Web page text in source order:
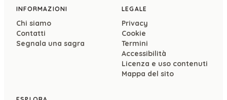
INFORMAZIONI
Chi siamo
Contatti
Segnala una sagra
LEGALE
Privacy
Cookie
Termini
Accessibilità
Licenza e uso contenuti
Mappa del sito